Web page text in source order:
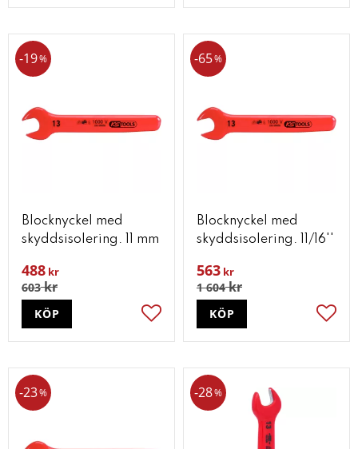
Blocknyckel med
skyddsisolering. 11 mm
488 kr
603kr
19%
Lägg till i favoriter
KÖP
Blocknyckel med
skyddsisolering. 11/16''
563 kr
1 604kr
65%
KÖP
23% 28%